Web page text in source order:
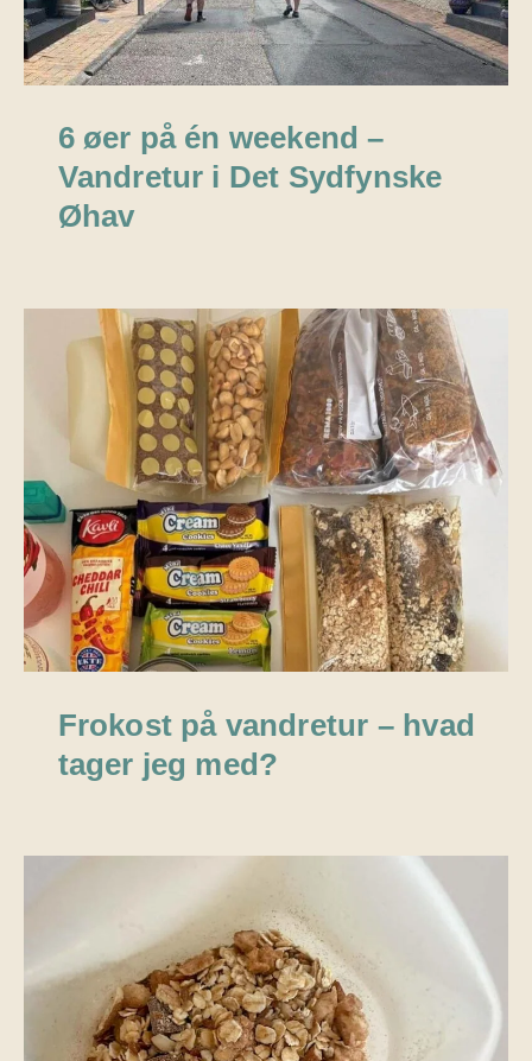
6 øer på én weekend –
Vandretur i Det Sydfynske
Øhav
Frokost på vandretur – hvad
tager jeg med?